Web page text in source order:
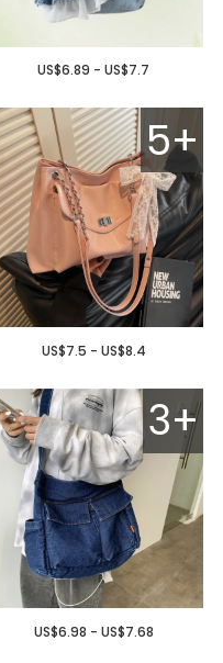
US$6.89 - US$7.7
5+
US$7.5 - US$8.4
3+
US$6.98 - US$7.68